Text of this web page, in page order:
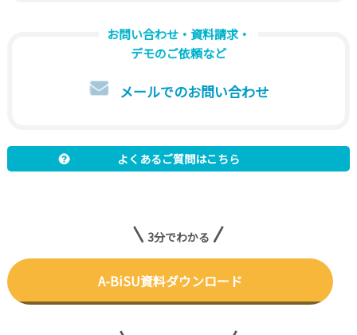
お問い合わせ・資料請求・
デモのご依頼など
メールでのお問い合わせ
よくあるご質問はこちら
3分でわかる
A-BiSU資料ダウンロード